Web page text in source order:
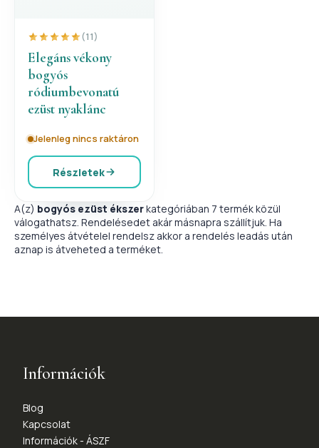
(11)
Elegáns vékony
bogyós
ródiumbevonatú
ezüst nyaklánc
Jelenleg nincs raktáron
Részletek
A(z) bogyós ezüst ékszerkategóriában 7 termék közül
válogathatsz. Rendelésedet akár másnapra szállítjuk. Ha
személyes átvételel rendelsz akkor a rendelés leadás után
aznap is átveheted a terméket.
Információk
Blog
Kapcsolat
Információk - ÁSZF